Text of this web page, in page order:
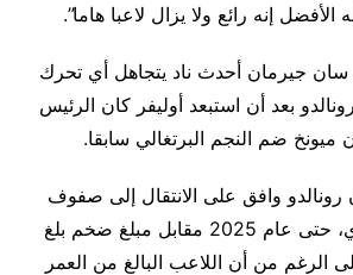
الأفضل إنه رائع ولا يزال لاعبا هاما”.
جيرمان أحدث ناد يتجاهل أي تحرك
بعد أن استبعد أوليفر كان الرئيس
ميونخ ضم النجم البرتغالي سابقا.
وافق على الانتقال إلى صفوف
نادي النصر السعودي، حتى عام 2025 مقابل مبلغ ضخم بلغ
الرغم من أن اللاعب البالغ من العمر